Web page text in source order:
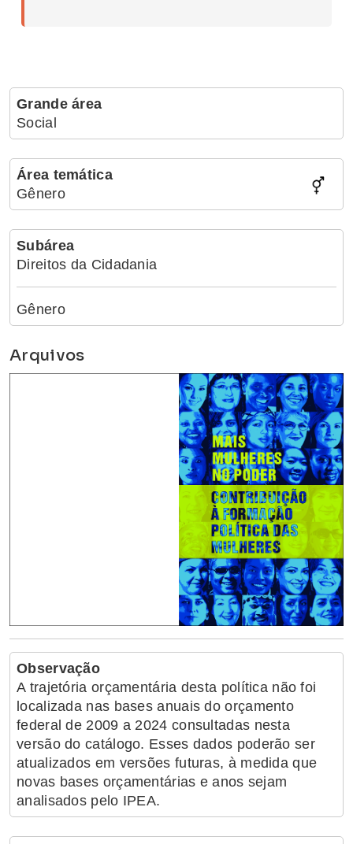
Grande área
Social
Área temática
Gênero
Subárea
Direitos da Cidadania
Gênero
Arquivos
Observação
A trajetória orçamentária desta política não foi
localizada nas bases anuais do orçamento
federal de 2009 a 2024 consultadas nesta
versão do catálogo. Esses dados poderão ser
atualizados em versões futuras, à medida que
novas bases orçamentárias e anos sejam
analisados pelo IPEA.